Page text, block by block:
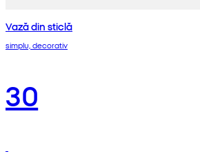
Vază din sticlă
simplu, decorativ
30